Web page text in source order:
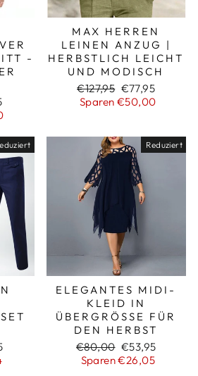
-
MAX HERREN
LEINEN ANZUG |
HERBSTLICH LEICHT
UND MODISCH
Normaler
Preis
€127,95 Sonderpreis
€77,95
Sparen €50,00
Reduziert
ELEGANTES MIDI-
KLEID IN
ÜBERGRÖSSE FÜR D
EN HERBST
Normaler
Preis
€80,00 Sonderpreis
€53,95
Sparen €26,05